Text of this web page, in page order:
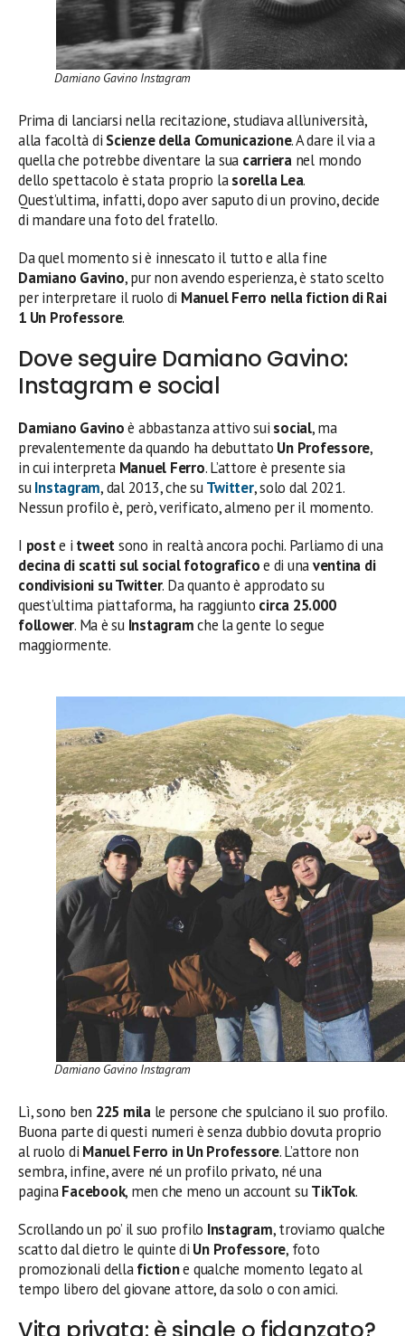
Damiano Gavino Instagram
Prima di lanciarsi nella recitazione, studiava all’università,
alla facoltà di Scienze della Comunicazione. A dare il via a
quella che potrebbe diventare la sua carrieranel mondo
dello spettacolo è stata proprio lasorella Lea.
Quest’ultima, infatti, dopo aver saputo di un provino, decide
di mandare una foto del fratello.
Da quel momento si è innescato il tutto e alla fine
Damiano Gavino, pur non avendo esperienza, è stato scelto
per interpretare il ruolo di Manuel Ferro nella fiction di Rai
1 Un Professore.
Dove seguire Damiano Gavino:
Instagram e social
Damiano Gavinoè abbastanza attivo sui social, ma
prevalentemente da quando ha debuttato Un Professore,
in cui interpreta Manuel Ferro. L’attore è presente sia
suInstagram, dal 2013, che suTwitter, solo dal 2021.
Nessun profilo è, però, verificato, almeno per il momento.
I poste i tweetsono in realtà ancora pochi. Parliamo di una
decina di scatti sul social fotograficoe di unaventina di
condivisioni su Twitter. Da quanto è approdato su
quest’ultima piattaforma, ha raggiunto circa 25.000
follower. Ma è su Instagramche la gente lo segue
maggiormente.
Damiano Gavino Instagram
Lì, sono ben 225 mila le persone che spulciano il suo profilo.
Buona parte di questi numeri è senza dubbio dovuta proprio
al ruolo di Manuel Ferro in Un Professore. L’attore non
sembra, infine, avere né un profilo privato, né una
paginaFacebook, men che meno un account suTikTok.
Scrollando un po’ il suo profilo Instagram, troviamo qualche
scatto dal dietro le quinte di Un Professore, foto
promozionali dellafictione qualche momento legato al
tempo libero del giovane attore, da solo o con amici.
Vita privata: è single o fidanzato?